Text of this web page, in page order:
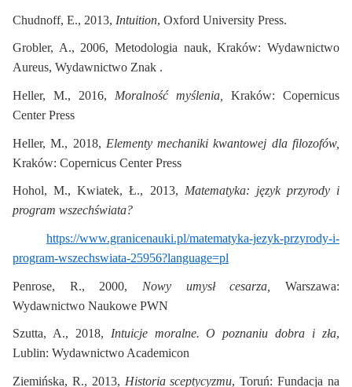
Chudnoff, E., 2013, Intuition, Oxford University Press.
Grobler, A., 2006, Metodologia nauk, Kraków: Wydawnictwo
Aureus, Wydawnictwo Znak .
Heller, M., 2016, Moralność myślenia, Kraków: Copernicus
Center Press
Heller, M., 2018, Elementy mechaniki kwantowej dla filozofów,
Kraków: Copernicus Center Press
Hohol, M., Kwiatek, Ł., 2013, Matematyka: język przyrody i
program wszechświata?
https://www.granicenauki.pl/matematyka-jezyk-przyrody-i-
program-wszechswiata-25956?language=pl
Penrose, R., 2000, Nowy umysł cesarza,
Warszawa:
Wydawnictwo Naukowe PWN
Szutta, A., 2018, Intuicje moralne. O poznaniu dobra i zła,
Lublin: Wydawnictwo Academicon
Ziemińska, R., 2013, Historia sceptycyzmu, Toruń: Fundacja na